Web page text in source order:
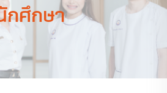
กศึกษา